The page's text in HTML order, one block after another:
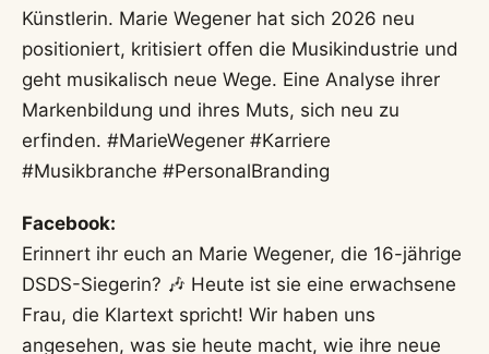
Künstlerin. Marie Wegener hat sich 2026 neu
positioniert, kritisiert offen die Musikindustrie und
geht musikalisch neue Wege. Eine Analyse ihrer
Markenbildung und ihres Muts, sich neu zu
erfinden. #MarieWegener #Karriere
#Musikbranche #PersonalBranding
Facebook:
Erinnert ihr euch an Marie Wegener, die 16-jährige
DSDS-Siegerin? 🎶 Heute ist sie eine erwachsene
Frau, die Klartext spricht! Wir haben uns
angesehen, was sie heute macht, wie ihre neue